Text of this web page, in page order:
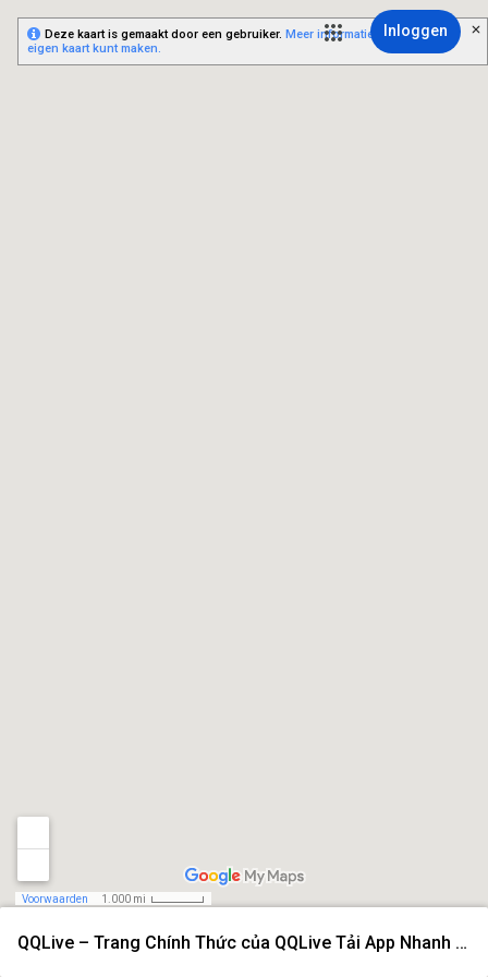
Inloggen
QQLive – Trang Chính Thức của QQLive Tải App Nhanh 2026
Voorwaarden 1.000 mi
Deze kaart is gemaakt door een gebruiker. Meer informatie over hoe je je
eigen kaart kunt maken.